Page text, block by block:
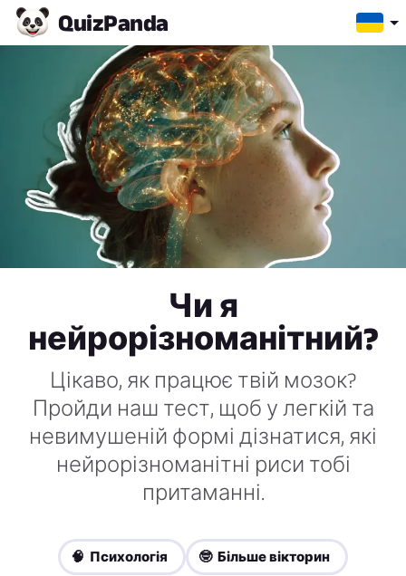
QuizPanda
Чи я
нейрорізноманітний?
Цікаво, як працює твій мозок?
Пройди наш тест, щоб у легкій та
невимушеній формі дізнатися, які
нейрорізноманітні риси тобі
притаманні.
🧠 Психологія 🤓 Більше вікторин